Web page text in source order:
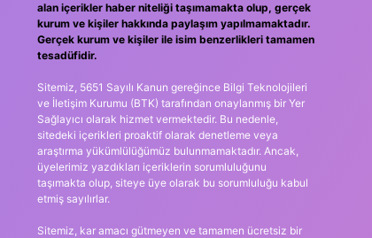
alan içerikler haber niteliği taşımamakta olup, gerçek
kurum ve kişiler hakkında paylaşım yapılmamaktadır.
Gerçek kurum ve kişiler ile isim benzerlikleri tamamen
tesadüfidir.
Sitemiz, 5651 Sayılı Kanun gereğince Bilgi Teknolojileri
ve İletişim Kurumu (BTK) tarafından onaylanmış bir Yer
Sağlayıcı olarak hizmet vermektedir. Bu nedenle,
sitedeki içerikleri proaktif olarak denetleme veya
araştırma yükümlülüğümüz bulunmamaktadır. Ancak,
üyelerimiz yazdıkları içeriklerin sorumluluğunu
taşımakta olup, siteye üye olarak bu sorumluluğu kabul
etmiş sayılırlar.
Sitemiz, kar amacı gütmeyen ve tamamen ücretsiz bir